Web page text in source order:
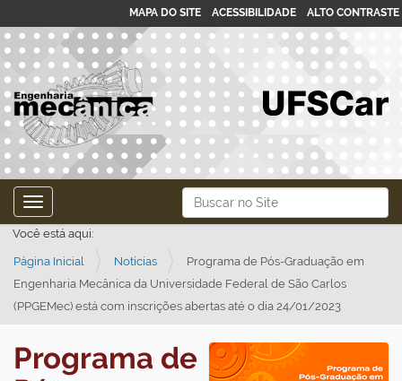
Busca
Busca Avançada…
MAPA DO SITE ACESSIBILIDADE ALTO CONTRASTE
Toggle navigation
Você está aqui:
Página Inicial Notícias
Programa de Pós-Graduação em
Engenharia Mecânica da Universidade Federal de São Carlos
(PPGEMec) está com inscrições abertas até o dia 24/01/2023
Programa de